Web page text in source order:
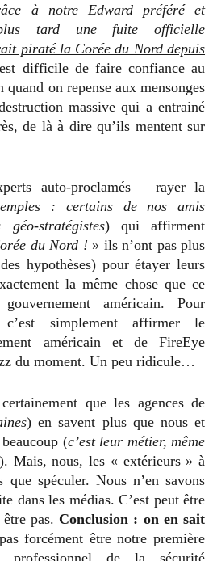
à notre Edward préféré et
plus tard une fuite officielle
piraté la Corée du Nord depuis
difficile de faire confiance au
quand on repense aux mensonges
massive qui a entrainé
de là à dire qu’ils mentent sur
auto-proclamés – rayer la
: certains de nos amis
stratégistes) qui affirment
du Nord ! » ils n’ont pas plus
hypothèses) pour étayer leurs
la même chose que ce
américain. Pour
c’est simplement affirmer le
américain et de FireEye
du moment. Un peu ridicule…
que les agences de
) en savent plus que nous et
(c’est leur métier, même
Mais, nous, les « extérieurs » à
spéculer. Nous n’en savons
dans les médias. C’est peut être
pas. Conclusion : on en sait
forcément être notre première
professionnel de la sécurité